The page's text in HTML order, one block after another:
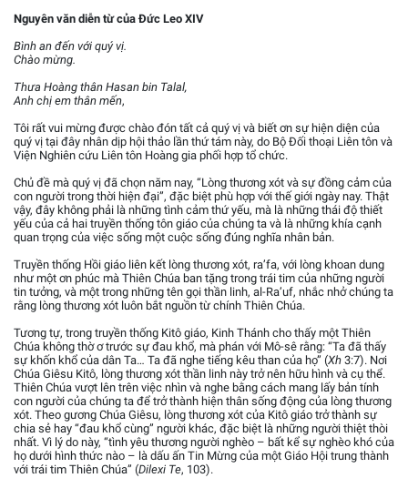
Nguyên văn diễn từ của Đức Leo XIV
Bình an đến với quý vị.
Chào mừng.
Thưa Hoàng thân Hasan bin Talal,
Anh chị em thân mến,
Tôi rất vui mừng được chào đón tất cả quý vị và biết ơn sự hiện diện của
quý vị tại đây nhân dịp hội thảo lần thứ tám này, do Bộ Đối thoại Liên tôn và
Viện Nghiên cứu Liên tôn Hoàng gia phối hợp tổ chức.
Chủ đề mà quý vị đã chọn năm nay, “Lòng thương xót và sự đồng cảm của
con người trong thời hiện đại”, đặc biệt phù hợp với thế giới ngày nay. Thật
vậy, đây không phải là những tình cảm thứ yếu, mà là những thái độ thiết
yếu của cả hai truyền thống tôn giáo của chúng ta và là những khía cạnh
quan trọng của việc sống một cuộc sống đúng nghĩa nhân bản.
Truyền thống Hồi giáo liên kết lòng thương xót, ra’fa, với lòng khoan dung
như một ơn phúc mà Thiên Chúa ban tặng trong trái tim của những người
tin tưởng, và một trong những tên gọi thần linh, al-Ra’uf, nhắc nhở chúng ta
rằng lòng thương xót luôn bắt nguồn từ chính Thiên Chúa.
Tương tự, trong truyền thống Kitô giáo, Kinh Thánh cho thấy một Thiên
Chúa không thờ ơ trước sự đau khổ, mà phán với Mô-sê rằng: “Ta đã thấy
sự khốn khổ của dân Ta… Ta đã nghe tiếng kêu than của họ” (Xh 3:7). Nơi
Chúa Giêsu Kitô, lòng thương xót thần linh này trở nên hữu hình và cụ thể.
Thiên Chúa vượt lên trên việc nhìn và nghe bằng cách mang lấy bản tính
con người của chúng ta để trở thành hiện thân sống động của lòng thương
xót. Theo gương Chúa Giêsu, lòng thương xót của Kitô giáo trở thành sự
chia sẻ hay “đau khổ cùng” người khác, đặc biệt là những người thiệt thòi
nhất. Vì lý do này, “tình yêu thương người nghèo – bất kể sự nghèo khó của
họ dưới hình thức nào – là dấu ấn Tin Mừng của một Giáo Hội trung thành
với trái tim Thiên Chúa” (Dilexi Te, 103).